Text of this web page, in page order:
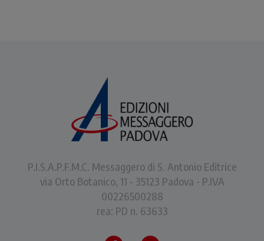
P.I.S.A.P.F.M.C. Messaggero di S. Antonio Editrice
via Orto Botanico, 11 - 35123 Padova - P.IVA
00226500288
rea: PD n. 63633